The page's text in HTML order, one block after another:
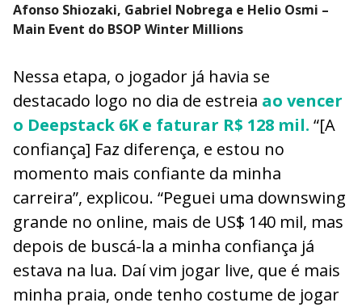
Afonso Shiozaki, Gabriel Nobrega e Helio Osmi –
Main Event do BSOP Winter Millions
Nessa etapa, o jogador já havia se
destacado logo no dia de estreia ao vencer
o Deepstack 6K e faturar R$ 128 mil. “[A
confiança] Faz diferença, e estou no
momento mais confiante da minha
carreira”, explicou. “Peguei uma downswing
grande no online, mais de US$ 140 mil, mas
depois de buscá-la a minha confiança já
estava na lua. Daí vim jogar live, que é mais
minha praia, onde tenho costume de jogar